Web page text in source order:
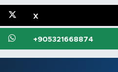
X
+905321668874